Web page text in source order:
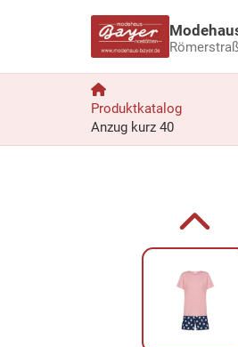
Produktkatalog
Anzug kurz 40
Zur Produktbeschreibung